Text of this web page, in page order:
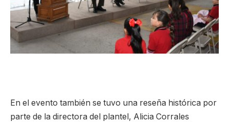
En el evento también se tuvo una reseña histórica por
parte de la directora del plantel, Alicia Corrales